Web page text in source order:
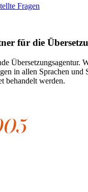
Fragen
für die
Übersetzungsagentur.
in allen Sprachen
behandelt werden.